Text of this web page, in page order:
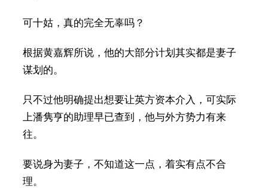
可十姑，真的完全无辜吗？
根据黄嘉辉所说，他的大部分计划其实都是妻子
谋划的。
只不过他明确提出想要让英方资本介入，可实际
上潘隽亨的助理早已查到，他与外方势力有来
往。
要说身为妻子，不知道这一点，着实有点不合
理。